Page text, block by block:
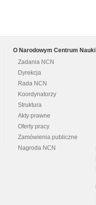
O Narodowym Centrum Nauki
Zadania NCN
Dyrekcja
Rada NCN
Koordynatorzy
Struktura
Akty prawne
Oferty pracy
Zamówienia publiczne
Nagroda NCN